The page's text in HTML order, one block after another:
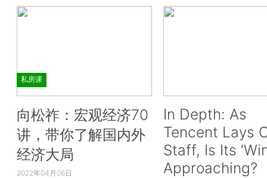
私房课
向松祚：宏观经济70
讲，带你了解国内外
经济大局
2022年04月06日
In Depth: As
Tencent Lays
Staff, Is Its
Approaching?